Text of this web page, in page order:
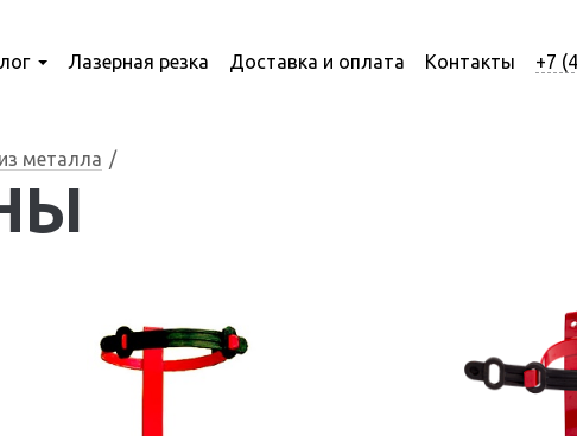
Лазерная резка Доставка и оплата Контакты +7
металла